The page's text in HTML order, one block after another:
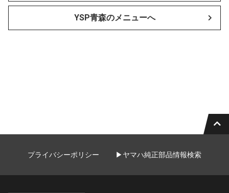
YSP青森のメニューへ
プライバシーポリシー ▶ヤマハ純正部品情報検索